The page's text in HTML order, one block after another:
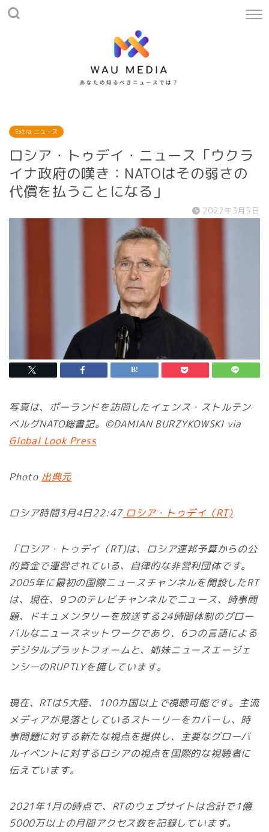
Extra ニュース
ロシア・トゥデイ・ニュース「ウクラ
イナ政府の嘆き：NATOはその弱さの
代償を払うことになる」
2022年3月5日
写真は、ポーランドを訪問したイェンス・ストルテン
ベルグNATO総書記。©DAMIAN BURZYKOWSKI via
Global Look Press
Photo 出典元
ロシア時間3月4日22:47ロシア・トゥデイ（RT)
「ロシア・トゥデイ（RT)は、ロシア連邦予算からの公
的資金で運営されている、自律的な非営利団体です。
2005年に最初の国際ニュースチャンネルを開設したRT
は、現在、9つのテレビチャンネルでニュース、時事問
題、ドキュメンタリーを放送する24時間体制のグロー
バルなニュースネットワークであり、6つの言語による
デジタルプラットフォームと、姉妹ニュースエージェ
ンシーのRUPTLYを擁しています。
現在、RTは5大陸、100カ国以上で視聴可能です。主流
メディアが見落としているストーリーをカバーし、時
事問題に対する新たな視点を提供し、主要なグローバ
ルイベントに対するロシアの視点を国際的な視聴者に
伝えています。
2021年1月の時点で、RTのウェブサイトは合計で1億
5000万以上の月間アクセス数を記録しています。